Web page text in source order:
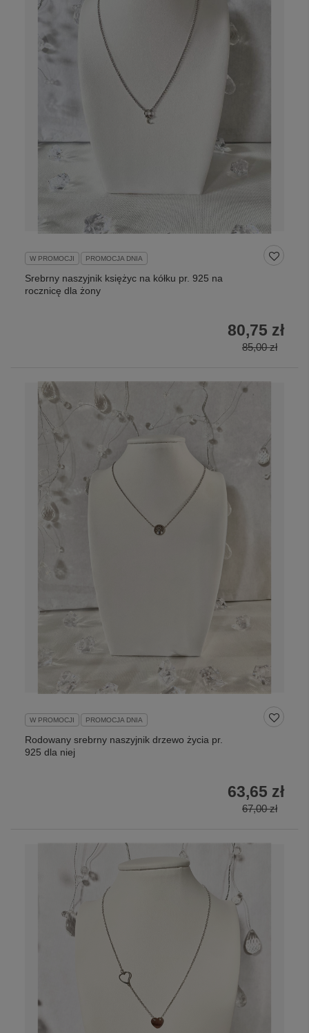
W PROMOCJI PROMOCJA DNIA
Srebrny naszyjnik księżyc na kółku pr. 925 na
rocznicę dla żony
85,00 zł
80,75 zł
W PROMOCJI PROMOCJA DNIA
Rodowany srebrny naszyjnik drzewo życia pr.
925 dla niej
67,00 zł
63,65 zł